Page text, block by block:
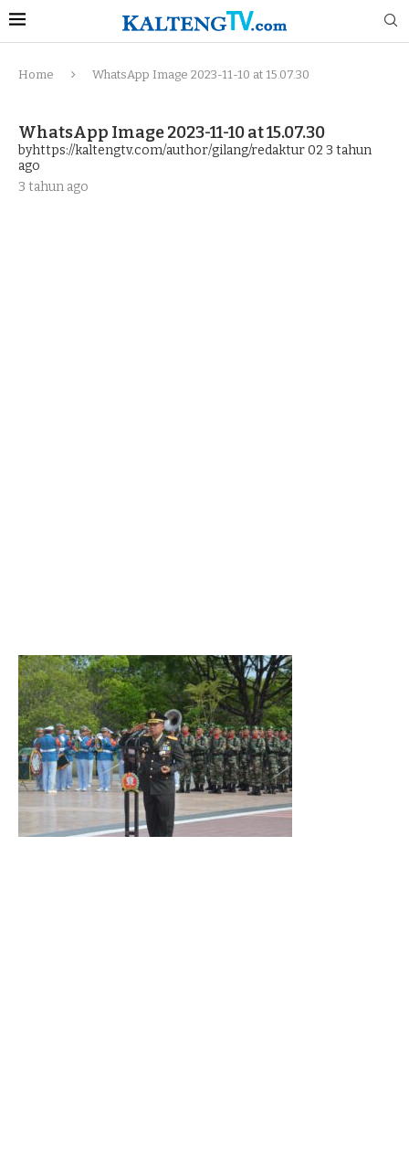
Home WhatsApp Image 2023-11-10 at 15.07.30
WhatsApp Image 2023-11-10 at 15.07.30
byhttps://kaltengtv.com/author/gilang/redaktur 02 3 tahun
ago
3 tahun ago